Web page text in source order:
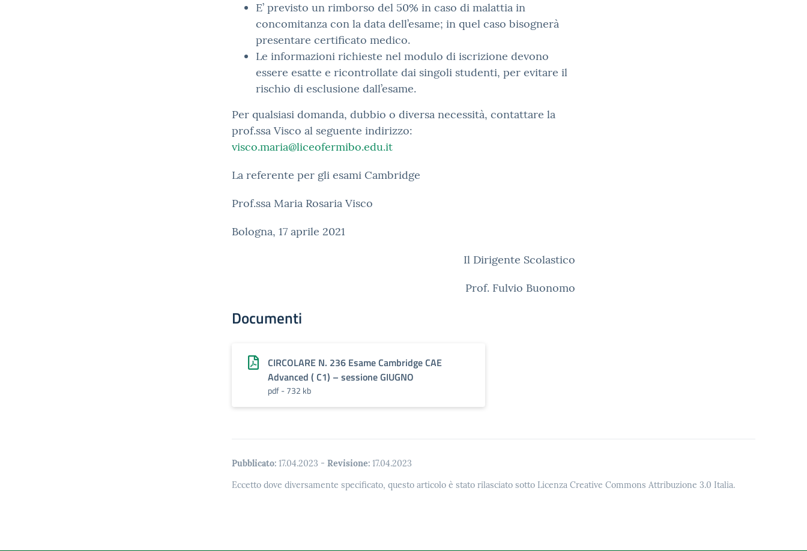
E’ previsto un rimborso del 50% in caso di malattia in
concomitanza con la data dell’esame; in quel caso bisognerà
presentare certificato medico.
Le informazioni richieste nel modulo di iscrizione devono
essere esatte e ricontrollate dai singoli studenti, per evitare il
rischio di esclusione dall’esame.
Per qualsiasi domanda, dubbio o diversa necessità, contattare la
prof.ssa Visco al seguente indirizzo:
visco.maria@liceofermibo.edu.it
La referente per gli esami Cambridge
Prof.ssa Maria Rosaria Visco
Bologna, 17 aprile 2021
Il Dirigente Scolastico
Prof. Fulvio Buonomo
Documenti
CIRCOLARE N. 236 Esame Cambridge CAE
Advanced ( C1) – sessione GIUGNO
pdf - 732 kb
Pubblicato: 17.04.2023 - Revisione: 17.04.2023
Eccetto dove diversamente specificato, questo articolo è stato rilasciato sotto Licenza Creative Commons Attribuzione 3.0 Italia.